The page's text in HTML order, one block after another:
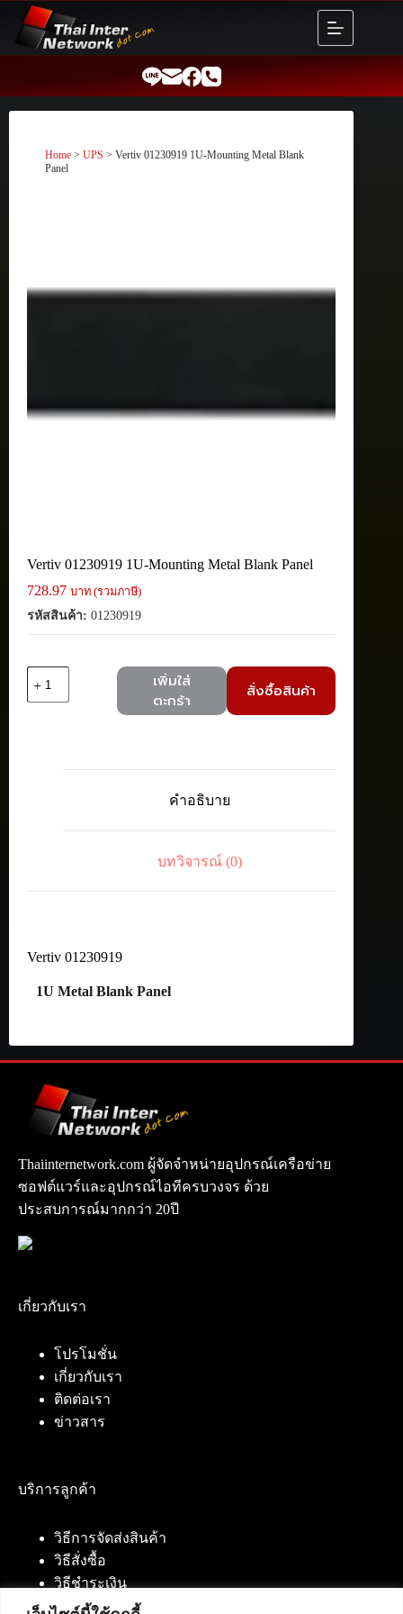
content
Home > UPS > Vertiv 01230919 1U-Mounting Metal Blank
Panel
Vertiv 01230919 1U-Mounting Metal Blank Panel
728.97 บาท (รวมภาษี)
รหัสสินค้า: 01230919
Vertiv
เพิ่มใส่
ตะกร้า
สั่งซื้อสินค้า
คำอธิบาย
บทวิจารณ์ (0)
Vertiv 01230919
1U Metal Blank Panel
Thaiinternetwork.com ผู้จัดจำหน่ายอุปกรณ์เครือข่าย
ซอฟต์แวร์และอุปกรณ์ไอทีครบวงจร ด้วย
ประสบการณ์มากกว่า 20ปี
เกี่ยวกับเรา
โปรโมชั่น
เกี่ยวกับเรา
ติดต่อเรา
ข่าวสาร
บริการลูกค้า
วิธีการจัดส่งสินค้า
วิธีสั่งซื้อ
วิธีชำระเงิน